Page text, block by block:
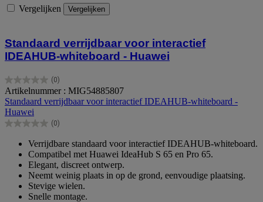
Vergelijken Vergelijken
Standaard verrijdbaar voor interactief
IDEAHUB-whiteboard - Huawei
(0)
0.0
van
de
5
sterren.
Artikelnummer : MIG54885807
Standaard verrijdbaar voor interactief IDEAHUB-whiteboard -
Huawei
(0)
0.0
sterren.
Verrijdbare standaard voor interactief IDEAHUB-whiteboard.
Compatibel met Huawei IdeaHub S 65 en Pro 65.
Elegant, discreet ontwerp.
Neemt weinig plaats in op de grond, eenvoudige plaatsing.
Stevige wielen.
Snelle montage.